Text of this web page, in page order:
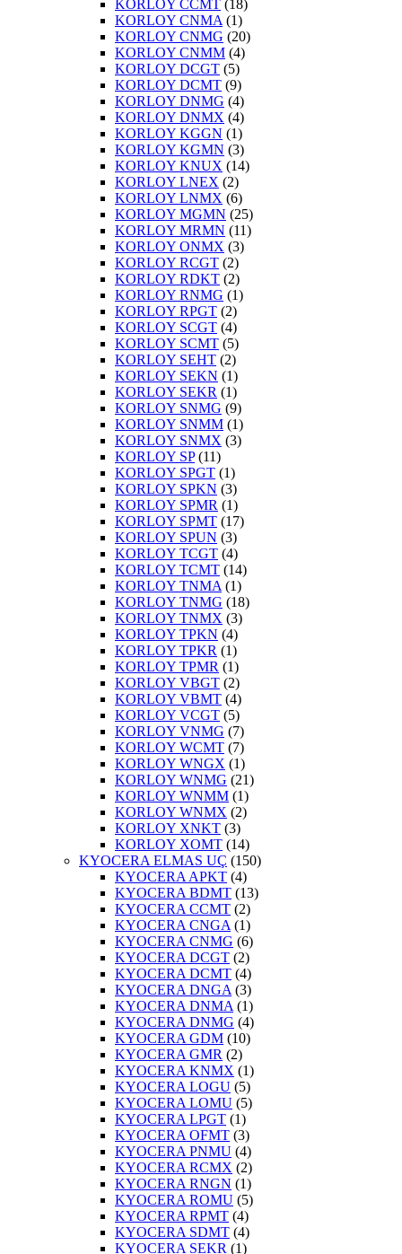
KORLOY CCMT (18)
KORLOY CNMA (1)
KORLOY CNMG (20)
KORLOY CNMM (4)
KORLOY DCGT (5)
KORLOY DCMT (9)
KORLOY DNMG (4)
KORLOY DNMX (4)
KORLOY KGGN (1)
KORLOY KGMN (3)
KORLOY KNUX (14)
KORLOY LNEX (2)
KORLOY LNMX (6)
KORLOY MGMN (25)
KORLOY MRMN (11)
KORLOY ONMX (3)
KORLOY RCGT (2)
KORLOY RDKT (2)
KORLOY RNMG (1)
KORLOY RPGT (2)
KORLOY SCGT (4)
KORLOY SCMT (5)
KORLOY SEHT (2)
KORLOY SEKN (1)
KORLOY SEKR (1)
KORLOY SNMG (9)
KORLOY SNMM (1)
KORLOY SNMX (3)
KORLOY SP(11)
KORLOY SPGT (1)
KORLOY SPKN (3)
KORLOY SPMR (1)
KORLOY SPMT (17)
KORLOY SPUN (3)
KORLOY TCGT (4)
KORLOY TCMT (14)
KORLOY TNMA (1)
KORLOY TNMG (18)
KORLOY TNMX (3)
KORLOY TPKN (4)
KORLOY TPKR (1)
KORLOY TPMR (1)
KORLOY VBGT (2)
KORLOY VBMT (4)
KORLOY VCGT (5)
KORLOY VNMG (7)
KORLOY WCMT (7)
KORLOY WNGX (1)
KORLOY WNMG (21)
KORLOY WNMM (1)
KORLOY WNMX (2)
KORLOY XNKT (3)
KORLOY XOMT (14)
KYOCERA ELMAS UÇ (150)
KYOCERA APKT (4)
KYOCERA BDMT (13)
KYOCERA CCMT (2)
KYOCERA CNGA (1)
KYOCERA CNMG (6)
KYOCERA DCGT (2)
KYOCERA DCMT (4)
KYOCERA DNGA (3)
KYOCERA DNMA (1)
KYOCERA DNMG (4)
KYOCERA GDM (10)
KYOCERA GMR (2)
KYOCERA KNMX (1)
KYOCERA LOGU (5)
KYOCERA LOMU (5)
KYOCERA LPGT (1)
KYOCERA OFMT (3)
KYOCERA PNMU (4)
KYOCERA RCMX (2)
KYOCERA RNGN (1)
KYOCERA ROMU (5)
KYOCERA RPMT (4)
KYOCERA SDMT (4)
KYOCERA SEKR (1)